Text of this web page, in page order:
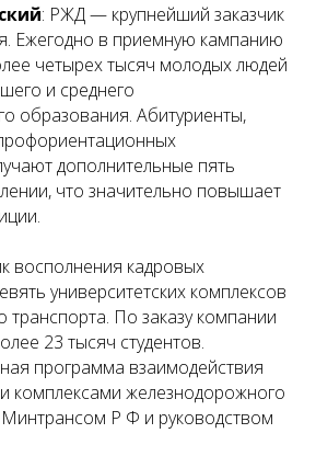
: РЖД — крупнейший заказчик
Ежегодно в приемную кампанию
четырех тысяч молодых людей
и среднего
образования. Абитуриенты,
дополнительные пять
что значительно повышает
восполнения кадровых
университетских комплексов
По заказу компании
23 тысяч студентов.
программа взаимодействия
комплексами железнодорожного
Р Ф и руководством